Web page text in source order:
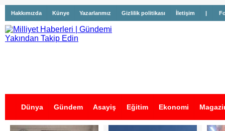
Hakkımızda Künye Yazarlarımız Gizlilik politikası İletişim |
Dünya Gündem Asayiş Eğitim Ekonomi